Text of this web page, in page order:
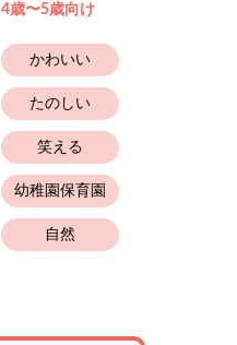
4歳〜5歳向け
かわいい
たのしい
笑える
幼稚園保育園
自然